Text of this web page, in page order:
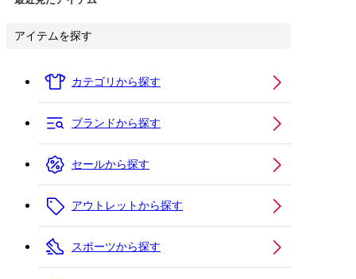
アイテムを探す
カテゴリから探す
ブランドから探す
セールから探す
アウトレットから探す
スポーツから探す